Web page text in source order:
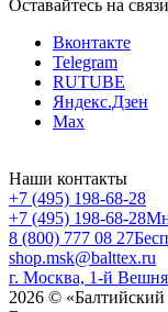
Оставайтесь на связи
Вконтакте
Telegram
RUTUBE
Яндекс.Дзен
Max
Наши контакты
+7 (495) 198-68-28
+7 (495) 198-68-28
8 (800) 777 08 27
shop.msk@balttex.ru
г. Москва, 1-й
2026 © «Балтийский